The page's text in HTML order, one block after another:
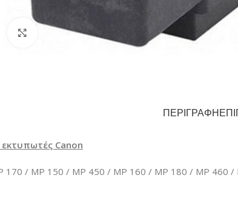
Κλικ για μεγέθυνση
ΠΕΡΙΓΡΑΦΉ
Canon
170 / MP 150 / MP 450 / MP 160 / MP 180 / MP 460 /